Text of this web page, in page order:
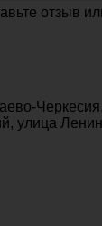
отзыв
улица